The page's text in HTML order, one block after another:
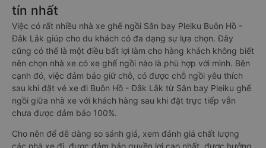
tín nhất
Việc có rất nhiều nhà xe ghế ngồi Sân bay Pleiku Buôn Hồ -
Đắk Lắk giúp cho du khách có đa dạng sự lựa chọn. Đây
cũng có thể là một điều bất lợi làm cho hàng khách không biết
nên chọn nhà xe có xe ghế ngồi nào là phù hợp với mình. Bên
cạnh đó, việc đảm bảo giữ chỗ, có được chỗ ngồi yêu thích
sau khi đặt vé xe đi Buôn Hồ - Đắk Lắk từ Sân bay Pleiku ghế
ngồi giữa nhà xe với khách hàng sau khi đặt trực tiếp vẫn
chưa được đảm bảo 100%.
Cho nên để dễ dàng so sánh giá, xem đánh giá chất lượng
các nhà xe đi, được đảm bảo quyền lợi cao nhất, được hưởng